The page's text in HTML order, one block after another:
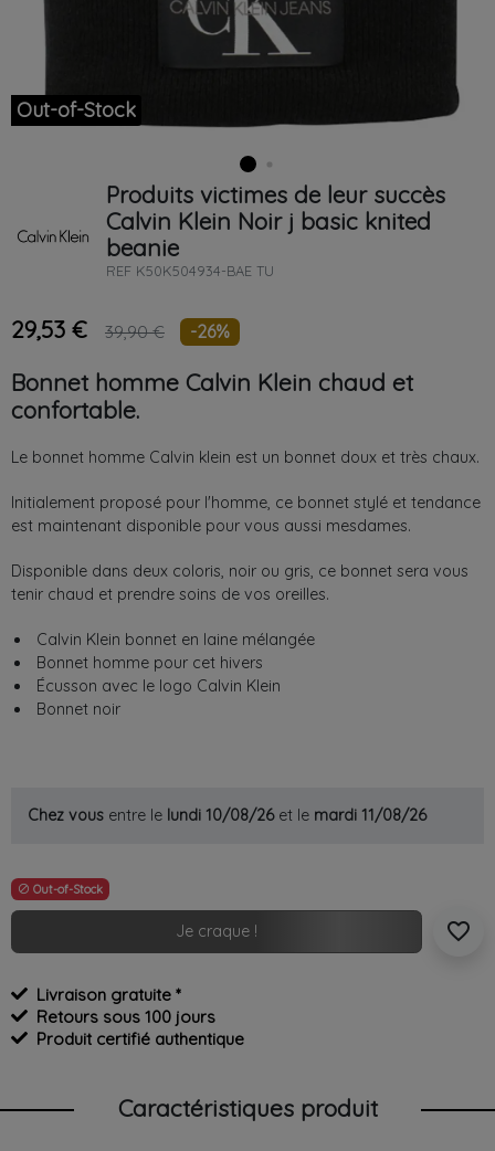
Out-of-Stock
Produits victimes de leur succès
Calvin Klein Noir j basic knited
beanie
REF K50K504934-BAE TU
29,53 € 39,90 € -26%
Bonnet homme Calvin Klein chaud et
confortable.
Le bonnet homme Calvin klein est un bonnet doux et très chaux.
Initialement proposé pour l'homme, ce bonnet stylé et tendance
est maintenant disponible pour vous aussi mesdames.
Disponible dans deux coloris, noir ou gris, ce bonnet sera vous
tenir chaud et prendre soins de vos oreilles.
Calvin Klein bonnet en laine mélangée
Bonnet homme pour cet hivers
Écusson avec le logo Calvin Klein
Bonnet noir
Chez vous entre le lundi 10/08/26et le mardi 11/08/26
 Out-of-Stock
Je craque ! favorite_border
Livraison gratuite *
Retours sous 100 jours
Produit certifié authentique
Caractéristiques produit